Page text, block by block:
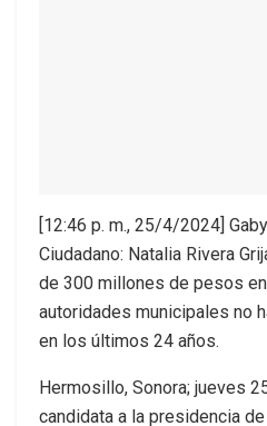
[12:46 p. m., 25/4/2024]
Ciudadano: Natalia Rivera
de 300 millones de pesos
autoridades municipales no
en los últimos 24 años.
Hermosillo, Sonora; jueves
candidata a la presidencia